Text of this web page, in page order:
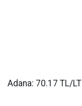
Adana: 70.17 TL/LT